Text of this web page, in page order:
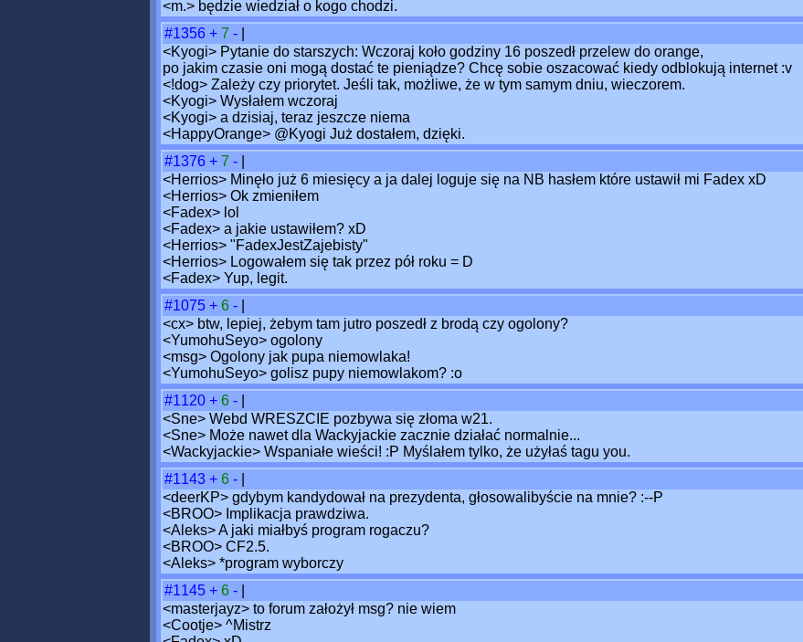
<m.> będzie wiedział o kogo chodzi.
#1356 + 7 -
<Kyogi> Pytanie do starszych: Wczoraj koło godziny 16 poszedł przelew do orange,
po jakim czasie oni mogą dostać te pieniądze? Chcę sobie oszacować kiedy odblokują internet :v
<!dog> Zależy czy priorytet. Jeśli tak, możliwe, że w tym samym dniu, wieczorem.
<Kyogi> Wysłałem wczoraj
<Kyogi> a dzisiaj, teraz jeszcze niema
<HappyOrange> @Kyogi Już dostałem, dzięki.
#1376 + 7 -
<Herrios> Minęło już 6 miesięcy a ja dalej loguje się na NB hasłem które ustawił mi Fadex xD
<Herrios> Ok zmieniłem
<Fadex> lol
<Fadex> a jakie ustawiłem? xD
<Herrios> "FadexJestZajebisty"
<Herrios> Logowałem się tak przez pół roku = D
<Fadex> Yup, legit.
#1075 + 6 -
<cx> btw, lepiej, żebym tam jutro poszedł z brodą czy ogolony?
<YumohuSeyo> ogolony
<msg> Ogolony jak pupa niemowlaka!
<YumohuSeyo> golisz pupy niemowlakom? :o
#1120 + 6 -
<Sne> Webd WRESZCIE pozbywa się złoma w21.
<Sne> Może nawet dla Wackyjackie zacznie działać normalnie...
<Wackyjackie> Wspaniałe wieści! :P Myślałem tylko, że użyłaś tagu you.
#1143 + 6 -
<deerKP> gdybym kandydował na prezydenta, głosowalibyście na mnie? :--P
<BROO> Implikacja prawdziwa.
<Aleks> A jaki miałbyś program rogaczu?
<BROO> CF2.5.
<Aleks> *program wyborczy
#1145 + 6 -
<masterjayz> to forum założył msg? nie wiem
<Cootje> ^Mistrz